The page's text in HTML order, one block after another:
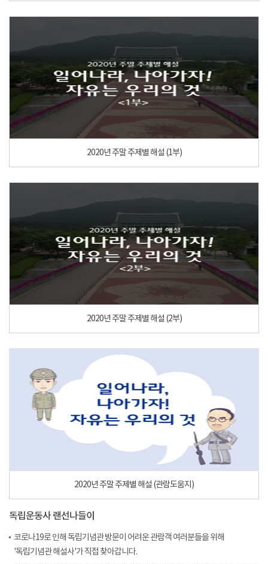
2020년 주말 주제별 해설 (1부)
2020년 주말 주제별 해설 (2부)
2020년 주말 주제별 해설 (관람도움지)
독립운동사 랜선나들이
코로나19로 인해 독립기념관 방문이 어려운 관람객 여러분들을 위해
'독립기념관 해설사'가 직접 찾아갑니다.